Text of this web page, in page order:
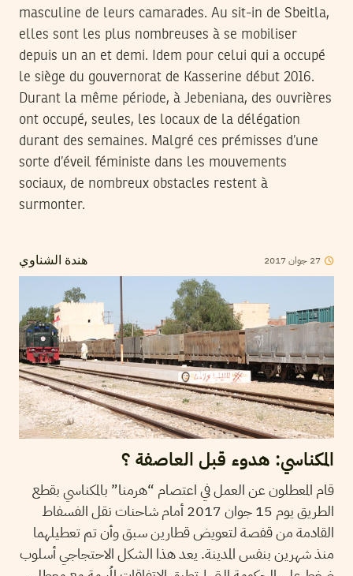
masculine de leurs camarades. Au sit-in de Sbeitla,
elles sont les plus nombreuses à se mobiliser
depuis un an et demi. Idem pour celui qui a occupé
le siège du gouvernorat de Kasserine début 2016.
Durant la même période, à Jebeniana, des ouvrières
ont occupé, seules, les locaux de la délégation
durant des semaines. Malgré ces prémisses d’une
sorte d’éveil féministe dans les mouvements
sociaux, de nombreux obstacles restent à
surmonter.
هندة الشناوي 27 جوان2017
المكناسي: هدوء قبل العاصفة ؟
قام المعطلون عن العمل في اعتصام “هرمنا” بالمكناسي بقطع
الطريق يوم 15 جوان 2017 أمام شاحنات نقل الفسفاط
القادمة من قفصة لتعويض قطارين سبق وأن تم تعطيلهما
منذ شهرين بنفس المدينة. يعد هذا الشكل الاحتجاجي أسلوب